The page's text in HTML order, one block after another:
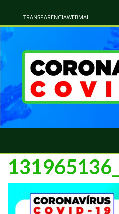
TRANSPARENCIAWEBMAIL